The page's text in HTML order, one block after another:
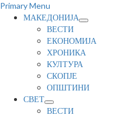
Primary Menu
МАКЕДОНИЈА
ВЕСТИ
ЕКОНОМИЈА
ХРОНИКА
КУЛТУРА
СКОПЈЕ
ОПШТИНИ
СВЕТ
ВЕСТИ